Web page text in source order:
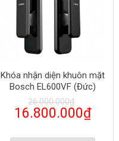
Khóa nhận diện khuôn mặt
Bosch EL600VF (Đức)
26.000.000₫
16.800.000₫